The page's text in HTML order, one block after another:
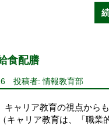
食配膳
投稿者: 情報教育部
キャリア教育の視点から
キャリア教育は、「職業